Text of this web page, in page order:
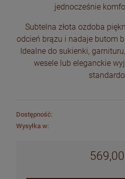
jednocześnie
Subtelna złota ozdoba
odcień brązu i nadaje butom
Idealne do sukienki,
wesele lub eleganckie
Dostępność:
Wysyłka w:
569,00